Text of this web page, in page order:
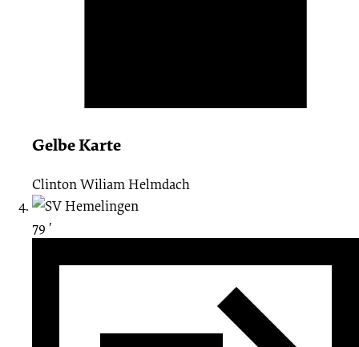
Gelbe Karte
Clinton Wiliam Helmdach
79 ′